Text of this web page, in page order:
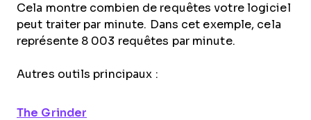
Cela montre combien de requêtes votre logiciel
peut traiter par minute. Dans cet exemple, cela
représente 8 003 requêtes par minute.
Autres outils principaux :
The Grinder